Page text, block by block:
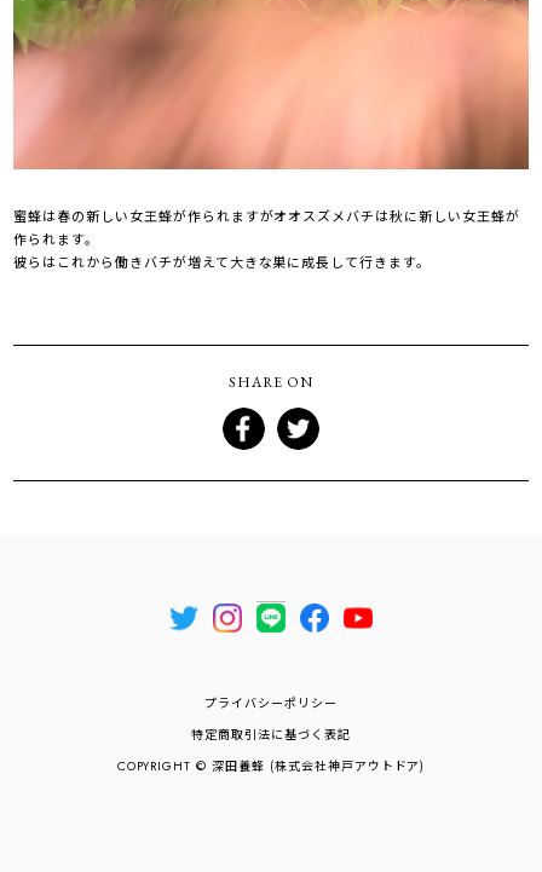
蜜蜂は春の新しい女王蜂が作られますがオオスズメバチは秋に新しい女王蜂が
作られます。
彼らはこれから働きバチが増えて大きな巣に成長して行きます。
SHARE ON
プライバシーポリシー
特定商取引法に基づく表記
COPYRIGHT © 深田養蜂 (株式会社神戸アウトドア)